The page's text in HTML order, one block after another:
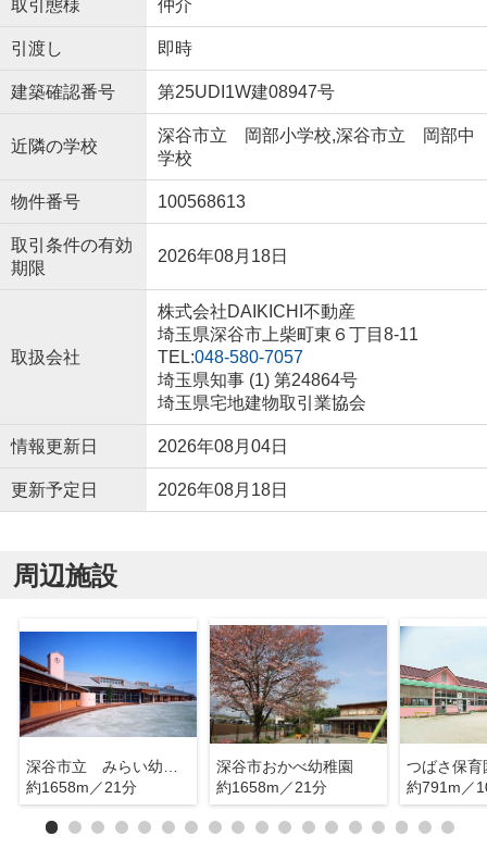
取引態様 仲介
引渡し 即時
建築確認番号 第25UDI1W建08947号
近隣の学校
深谷市立 岡部小学校,深谷市立 岡部中
学校
物件番号 100568613
取引条件の有効
期限
2026年08月18日
取扱会社
株式会社DAIKICHI不動産
埼玉県深谷市上柴町東６丁目8-11
TEL:048-580-7057
埼玉県知事 (1) 第24864号
埼玉県宅地建物取引業協会
情報更新日 2026年08月04日
更新予定日 2026年08月18日
周辺施設
約1658m／21分
深谷市おかべ幼稚園
約1658m／21分
つばさ保育
約791m／